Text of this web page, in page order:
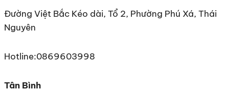
Đường Việt Bắc Kéo dài, Tổ 2, Phường Phú Xá, Thái
Nguyên
Hotline:0869603998
Tân Bình